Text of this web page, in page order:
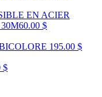
EN ACIER
60.00 $
195.00 $
$